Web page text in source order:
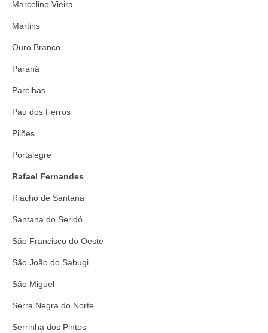
Marcelino Vieira
Martins
Ouro Branco
Paraná
Parelhas
Pau dos Ferros
Pilões
Portalegre
Rafael Fernandes
Riacho de Santana
Santana do Seridó
São Francisco do Oeste
São João do Sabugi
São Miguel
Serra Negra do Norte
Serrinha dos Pintos